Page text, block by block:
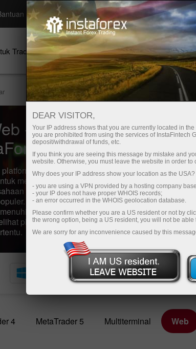
Pembukaan akun instan
Traders Untuk Pemula Untuk Investor
- Trading
trading yang
melakukan trading di
menawarkan
Masing-masing
persyaratan
platform mana yang
Deposit uang Penarikan
4 MetaTrader 5 Multiterminal Web
DEAR VISITOR,
Your IP address shows that you are currently located in
you are prohibited from using the services of InstaFintech
deposit/withdrawal of funds, etc.
If you think you are seeing this message by mistake and
website. Otherwise, you must leave the website in order
Why does your IP address show your location as the USA?
- you are using a VPN provided by a hosting company
- your IP does not have proper WHOIS records;
- an error occurred in the WHOIS geolocation database.
Please confirm whether you are a US resident or not by
the wrong option, being a US resident, you will not be
We are sorry for any inconvenience caused by this